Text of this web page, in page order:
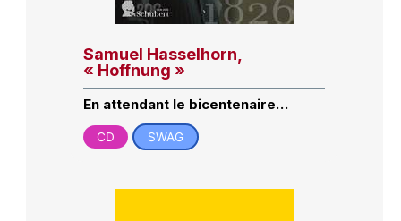
Samuel Hasselhorn,
« Hoffnung »
En attendant le bicentenaire…
CD SWAG